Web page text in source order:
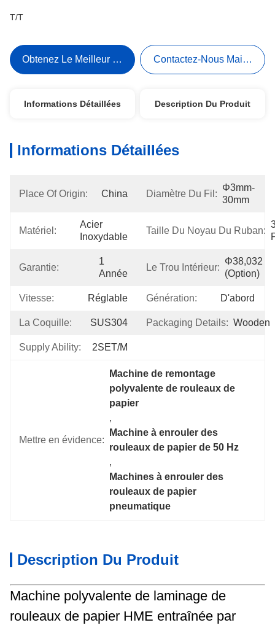
T/T
Obtenez Le Meilleur Prix Contactez-Nous Maintenant
Informations Détaillées Description Du Produit
Informations Détaillées
Place Of Origin: China Diamètre Du Fil:
Φ3mm-
30mm
Matériel:
Acier
Inoxydable
Taille Du Noyau Du Ruban:
Garantie:
1
Année
Le Trou Intérieur:
Φ38,032
(option)
Vitesse: Réglable Génération: D'abord
La Coquille: SUS304 Packaging Details: Wooden
Supply Ability: 2SET/M
Mettre en évidence:
Machine de remontage
polyvalente de rouleaux de
papier
,
Machine à enrouler des
rouleaux de papier de 50 Hz
,
Machines à enrouler des
rouleaux de papier
pneumatique
Description Du Produit
Machine polyvalente de laminage de
rouleaux de papier HME entraînée par